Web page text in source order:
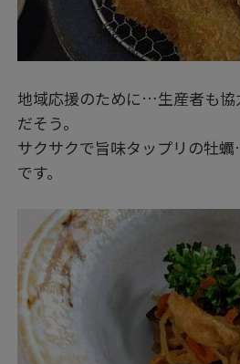
地域応援のために…生産者も協
だそう。
サクサクで旨味タップリの牡
です。